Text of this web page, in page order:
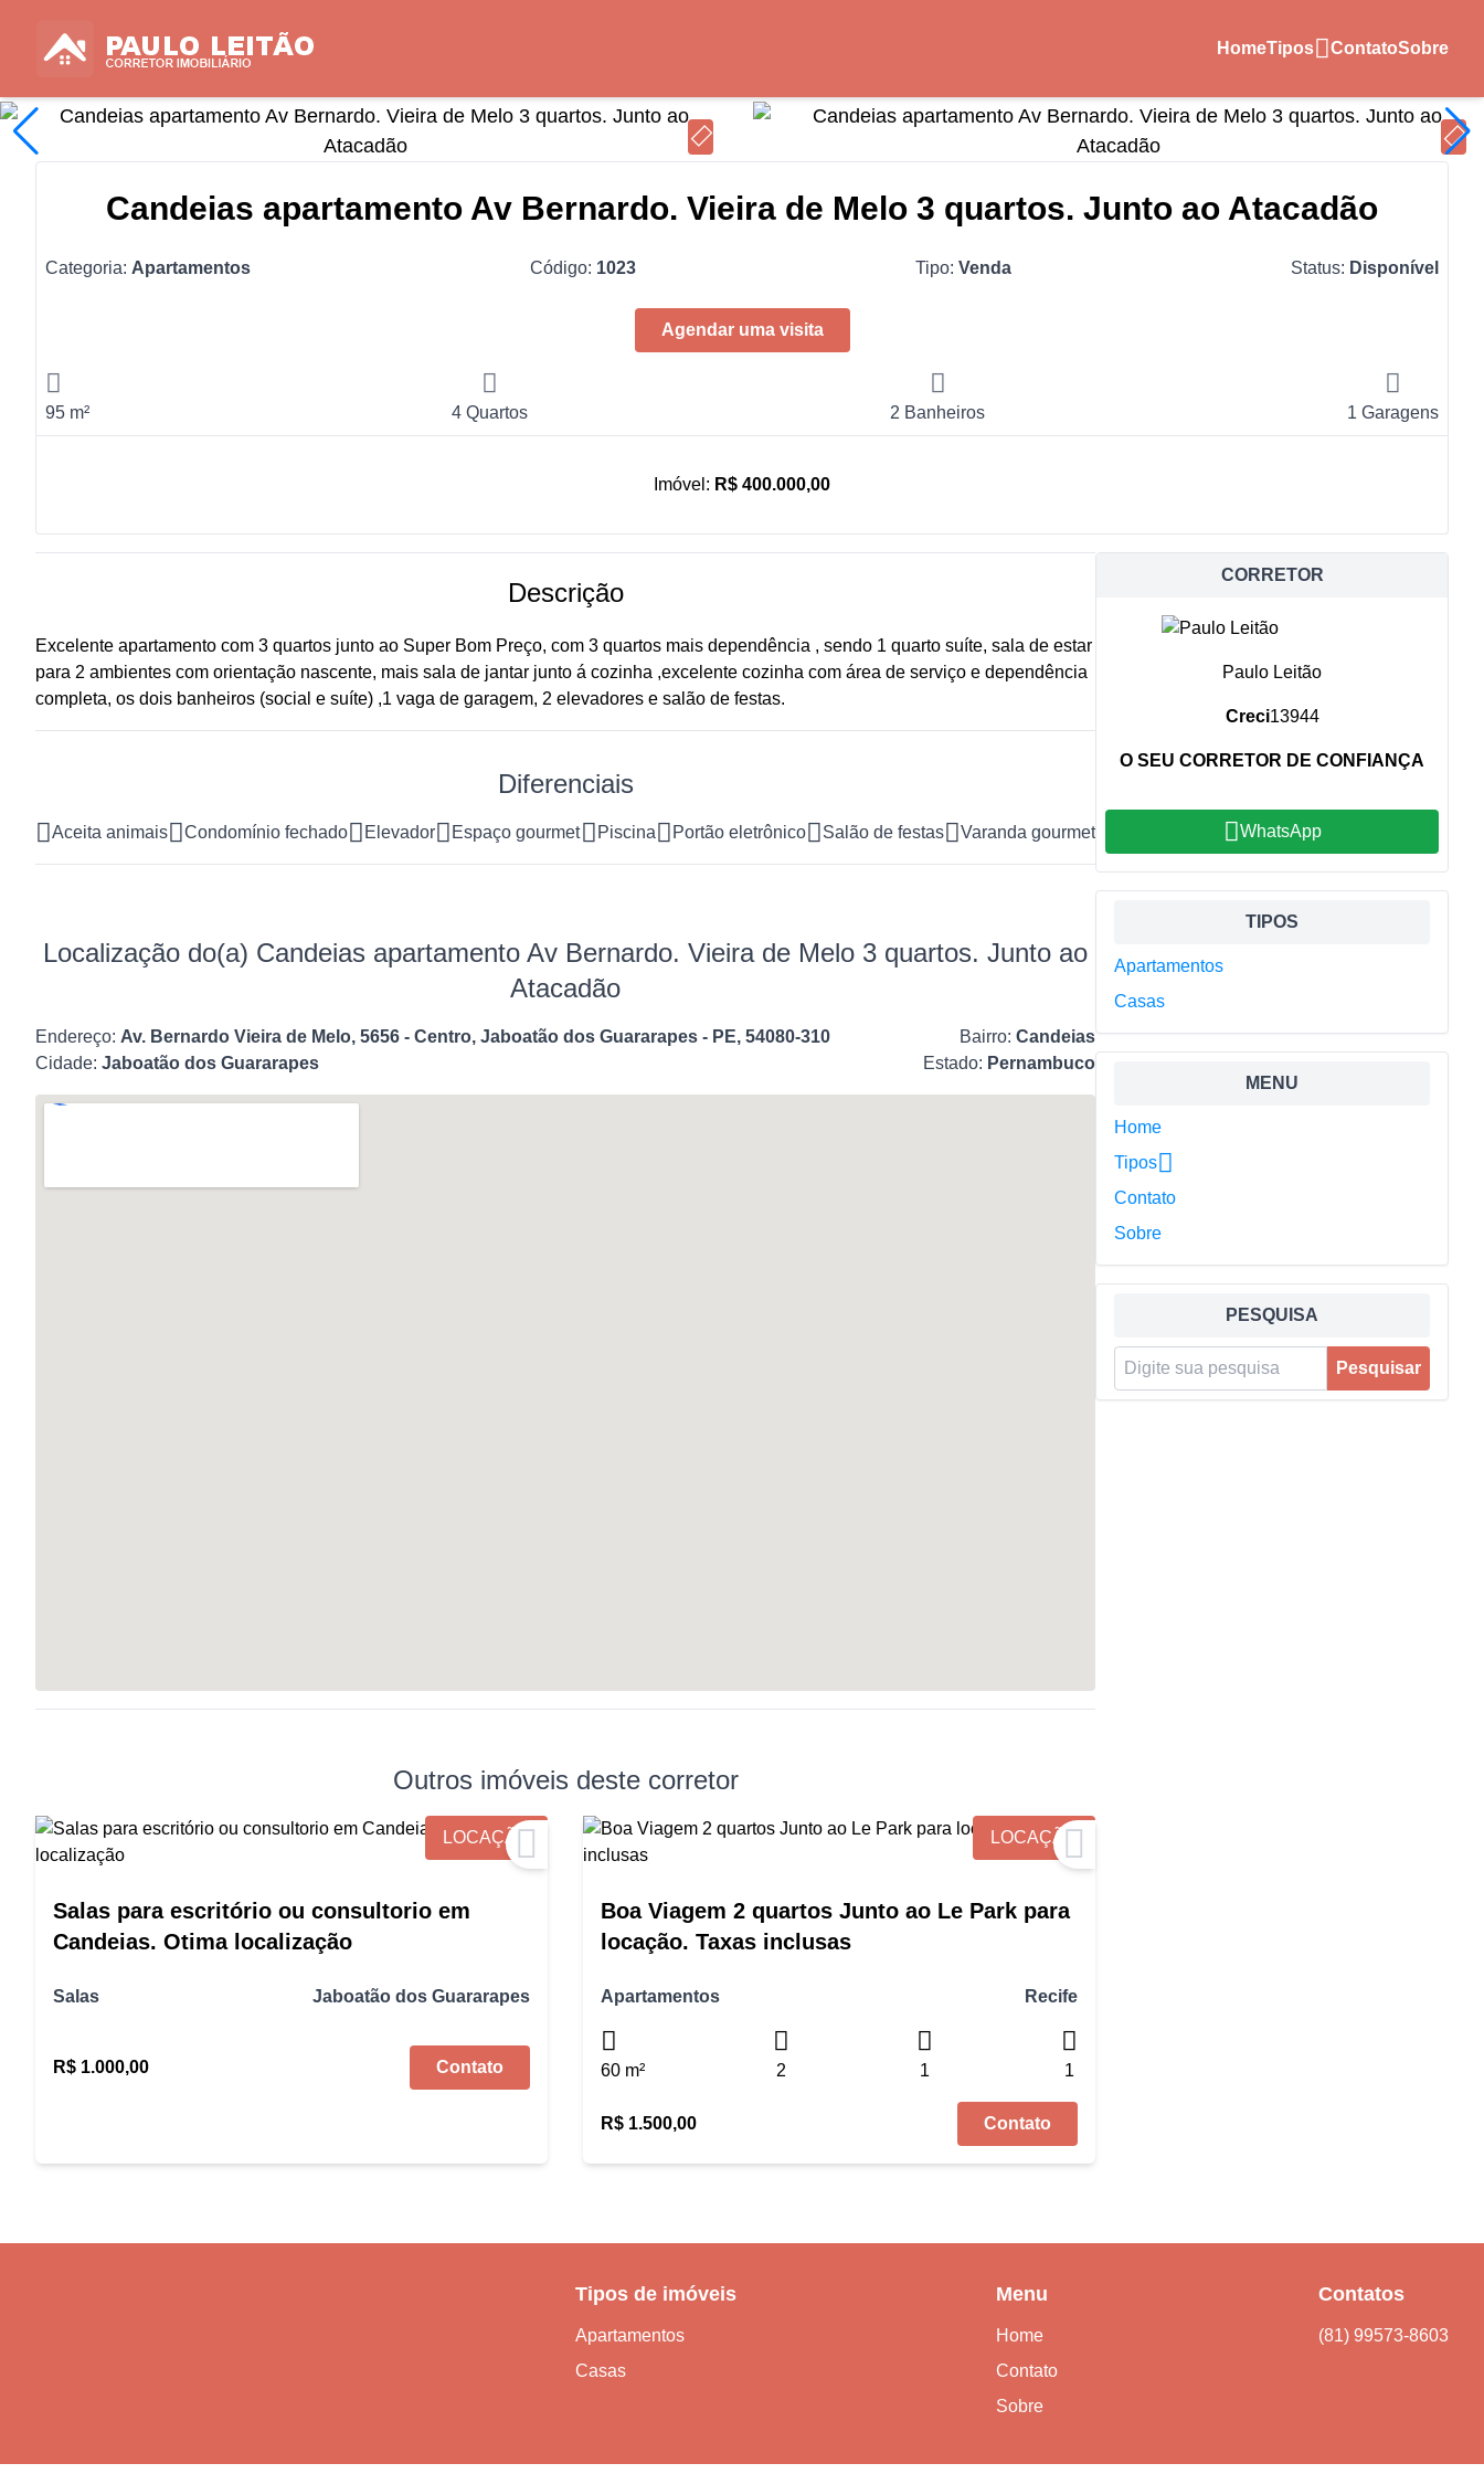
HomeTipos ContatoSobre
Candeias apartamento Av Bernardo. Vieira de Melo 3 quartos. Junto ao Atacadão
Categoria: Apartamentos Código: 1023 Tipo: Venda Status: Disponível
Agendar uma visita
95 m² 4 Quartos 2 Banheiros 1 Garagens
Imóvel: R$ 400.000,00
Descrição
Excelente apartamento com 3 quartos junto ao Super Bom Preço, com 3 quartos mais dependência , sendo 1 quarto suíte, sala de estar
para 2 ambientes com orientação nascente, mais sala de jantar junto á cozinha ,excelente cozinha com área de serviço e dependência
completa, os dois banheiros (social e suíte) ,1 vaga de garagem, 2 elevadores e salão de festas.
Diferenciais
Aceita animais Condomínio fechado Elevador Espaço gourmet Piscina Portão eletrônico Salão de festas Varanda gourmet
Localização do(a) Candeias apartamento Av Bernardo. Vieira de Melo 3 quartos. Junto ao
Atacadão
Endereço: Av. Bernardo Vieira de Melo, 5656 - Centro, Jaboatão dos Guararapes - PE, 54080-310 Bairro: Candeias
Cidade: Jaboatão dos Guararapes Estado: Pernambuco
Outros imóveis deste corretor
LOCAÇÃO
Salas para escritório ou consultorio em
Candeias. Otima localização
Salas Jaboatão dos Guararapes
R$ 1.000,00 Contato
LOCAÇÃO
Boa Viagem 2 quartos Junto ao Le Park para
locação. Taxas inclusas
Apartamentos Recife
60 m² 2 1 1
R$ 1.500,00 Contato
CORRETOR
Paulo Leitão
Creci13944
O SEU CORRETOR DE CONFIANÇA
WhatsApp
TIPOS
Apartamentos
Casas
MENU
Home
Tipos
Contato
Sobre
PESQUISA
Pesquisar por:
Pesquisar
Tipos de imóveis
Apartamentos
Casas
Menu
Home
Contato
Sobre
Contatos
(81) 99573-8603